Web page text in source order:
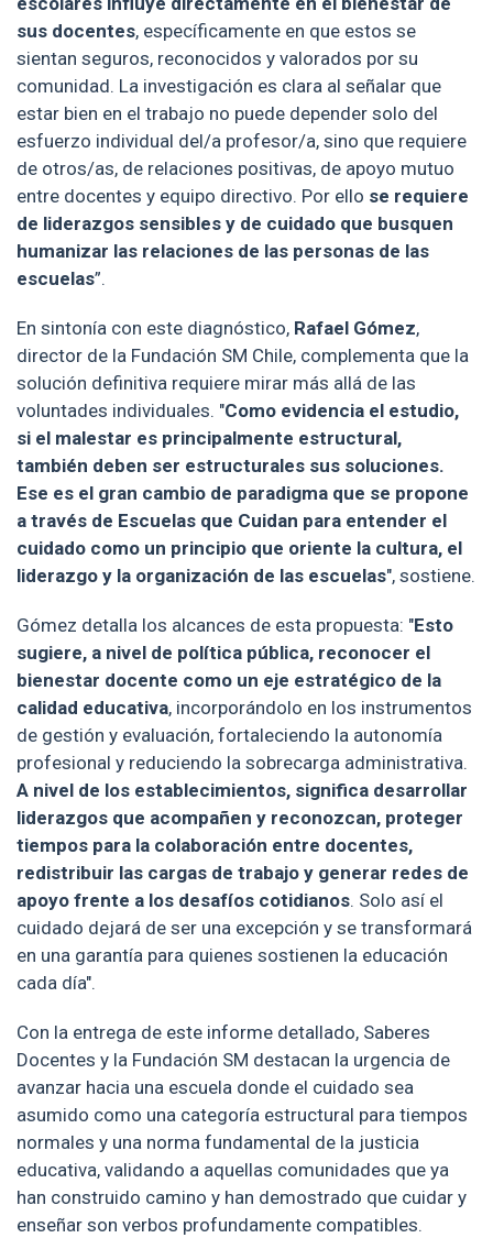
sus docentes, específicamente en que estos se
sientan seguros, reconocidos y valorados por su
comunidad. La investigación es clara al señalar que
estar bien en el trabajo no puede depender solo del
esfuerzo individual del/a profesor/a, sino que requiere
de otros/as, de relaciones positivas, de apoyo mutuo
entre docentes y equipo directivo. Por ello se requiere
de liderazgos sensibles y de cuidado que busquen
humanizar las relaciones de las personas de las
escuelas”.
En sintonía con este diagnóstico, Rafael Gómez,
director de la Fundación SM Chile, complementa que la
solución definitiva requiere mirar más allá de las
voluntades individuales. "Como evidencia el estudio,
si el malestar es principalmente estructural,
también deben ser estructurales sus soluciones.
Ese es el gran cambio de paradigma que se propone
a través de Escuelas que Cuidan para entender el
cuidado como un principio que oriente la cultura, el
liderazgo y la organización de las escuelas", sostiene.
Gómez detalla los alcances de esta propuesta: "Esto
sugiere, a nivel de política pública, reconocer el
bienestar docente como un eje estratégico de la
calidad educativa, incorporándolo en los instrumentos
de gestión y evaluación, fortaleciendo la autonomía
profesional y reduciendo la sobrecarga administrativa.
A nivel de los establecimientos, significa desarrollar
liderazgos que acompañen y reconozcan, proteger
tiempos para la colaboración entre docentes,
redistribuir las cargas de trabajo y generar redes de
apoyo frente a los desafíos cotidianos. Solo así el
cuidado dejará de ser una excepción y se transformará
en una garantía para quienes sostienen la educación
cada día".
Con la entrega de este informe detallado, Saberes
Docentes y la Fundación SM destacan la urgencia de
avanzar hacia una escuela donde el cuidado sea
asumido como una categoría estructural para tiempos
normales y una norma fundamental de la justicia
educativa, validando a aquellas comunidades que ya
han construido camino y han demostrado que cuidar y
enseñar son verbos profundamente compatibles.